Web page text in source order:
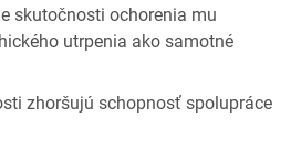
skutočnosti ochorenia mu
utrpenia ako samotné
zhoršujú schopnosť spolupráce